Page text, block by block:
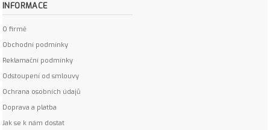
INFORMACE
O firmě
Obchodní podmínky
Reklamační podmínky
Odstoupení od smlouvy
Ochrana osobních údajů
Doprava a platba
Jak se k nám dostat